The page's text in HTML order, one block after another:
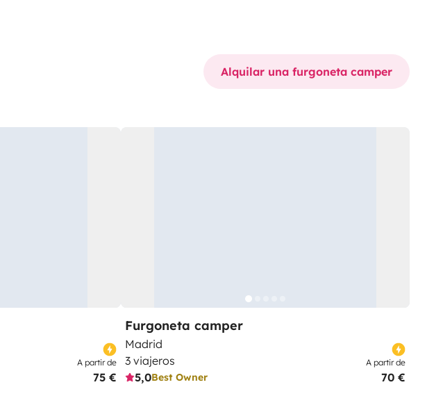
Alquilar una furgoneta camper
A partir de
75 €
Furgoneta camper
Madrid
3 viajeros
5,0Best Owner
A partir de
70 €